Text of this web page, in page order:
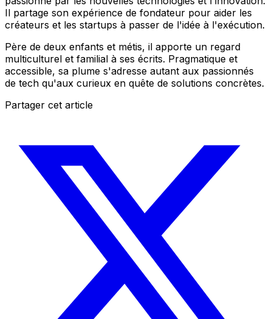
Il partage son expérience de fondateur pour aider les
créateurs et les startups à passer de l'idée à l'exécution.
Père de deux enfants et métis, il apporte un regard
multiculturel et familial à ses écrits. Pragmatique et
accessible, sa plume s'adresse autant aux passionnés
de tech qu'aux curieux en quête de solutions concrètes.
Partager cet article